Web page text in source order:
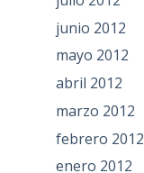
junio 2012
mayo 2012
abril 2012
marzo 2012
febrero 2012
enero 2012